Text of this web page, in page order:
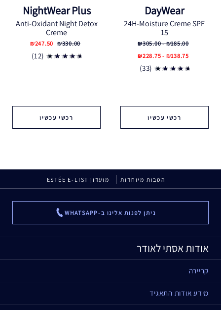
DayWear
24H-Moisture Creme SPF
15
₪185.00 - ₪305.00
₪138.75 - ₪228.75
(33)
רכשי עכשיו
NightWear Plus
Anti-Oxidant Night Detox
Creme
₪330.00
₪247.50
(12)
רכשי עכשיו
הטבות מיוחדות מועדון ESTÉE E-LIST
ניתן לפנות אלינו ב-WHATSAPP ...
אודות אסתי לאודר
קריירה
מידע אודות התאגיד